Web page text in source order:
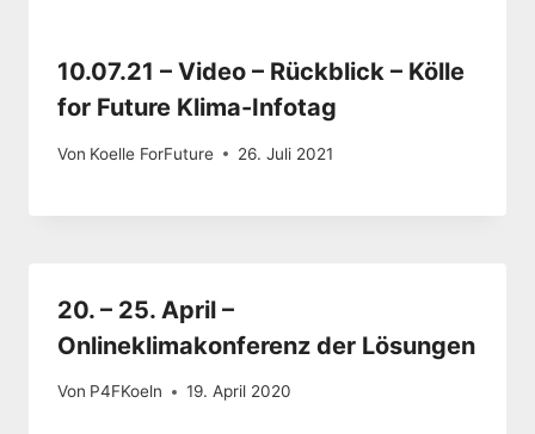
10.07.21 – Video – Rückblick – Kölle
for Future Klima-Infotag
Von Koelle ForFuture 26. Juli 2021
20. – 25. April –
Onlineklimakonferenz der Lösungen
Von P4FKoeln 19. April 2020